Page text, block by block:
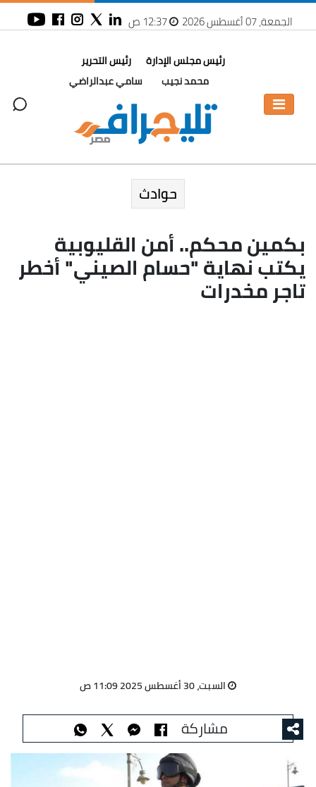
الجمعة، 07 أغسطس 2026 12:37 ص
رئيس مجلس الإدارة
محمد نجيب
رئيس التحرير
سامي عبدالراضي
حوادث
بكمين محكم.. أمن القليوبية
يكتب نهاية "حسام الصيني" أخطر
تاجر مخدرات
السبت، 30 أغسطس 2025 11:09 ص
مشاركة